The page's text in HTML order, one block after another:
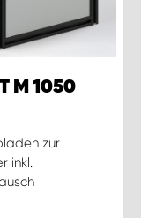
M 1050
zur
inkl.